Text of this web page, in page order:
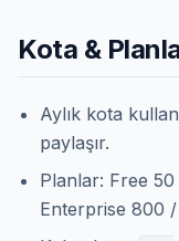
Kota &
Aylık kota
paylaşır.
Planlar: Free 50
Enterprise 800 /